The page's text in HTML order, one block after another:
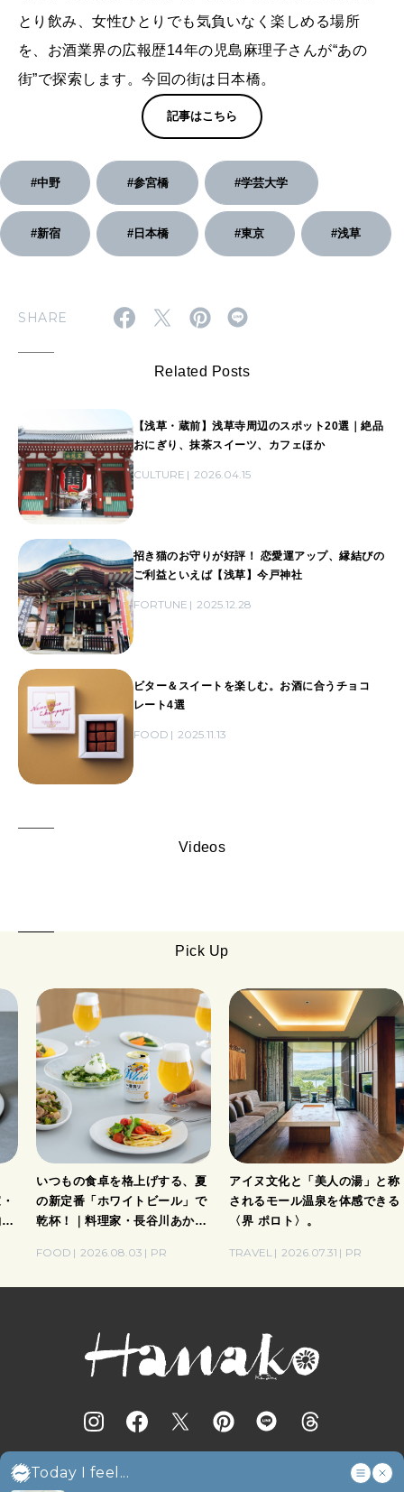
Today I feel...
とり飲み、女性ひとりでも気負いなく楽しめる場所
を、お酒業界の広報歴14年の児島麻理子さんが“あの
街”で探索します。今回の街は日本橋。
記事はこちら
#中野 #参宮橋 #学芸大学
#新宿 #日本橋 #東京 #浅草
SHARE
Related Posts
【浅草・蔵前】浅草寺周辺のスポット20選｜絶品
おにぎり、抹茶スイーツ、カフェほか
CULTURE 2026.04.15
招き猫のお守りが好評！ 恋愛運アップ、縁結びの
ご利益といえば【浅草】今戸神社
FORTUNE 2025.12.28
ビター＆スイートを楽しむ。お酒に合うチョコ
レート4選
FOOD 2025.11.13
Videos
Pick Up
いつもの食卓を格上げする、夏
の新定番「ホワイトビール」で
乾杯！｜料理家・長谷川あかり
FOOD
2026.08.03 PR
アイヌ文化と「美人の湯」と称
されるモール温泉を体感できる
〈界 ポロト〉。
TRAVEL 2026.07.31 PR
2021年4月1日以降更新の記事内掲載商品価格は、原則税込価格となります。た